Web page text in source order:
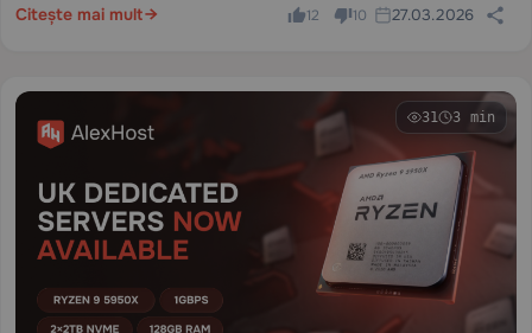
Citește mai mult
12 10 27.03.2026
31 3 min